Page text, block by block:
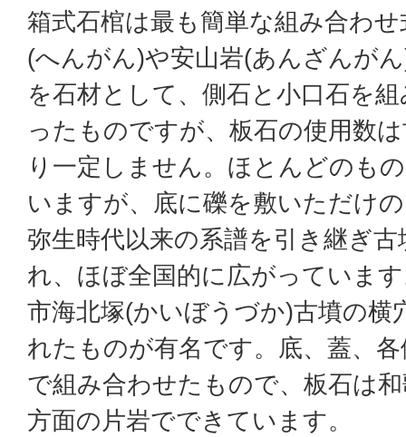
箱式石棺は最も簡単な組み合わ
(へんがん)や安山岩(あんざんが
を石材として、側石と小口石を
ったものですが、板石の使用数
り一定しません。ほとんどのも
いますが、底に礫を敷いただけ
弥生時代以来の系譜を引き継ぎ
れ、ほぼ全国的に広がっていま
市海北塚(かいぼうづか)古墳の横
れたものが有名です。底、蓋、
で組み合わせたもので、板石は
方面の片岩でできています。